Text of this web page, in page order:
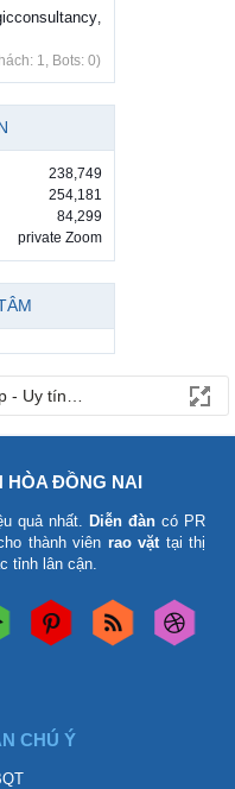
1, Bots: 0)
238,749
254,181
84,299
private Zoom
- Uy tín - Miễn phí
HÒA ĐỒNG NAI
quả nhất. Diễn đàn có PR
thành viên rao vặt tại thị
tỉnh lân cận.
CHÚ Ý